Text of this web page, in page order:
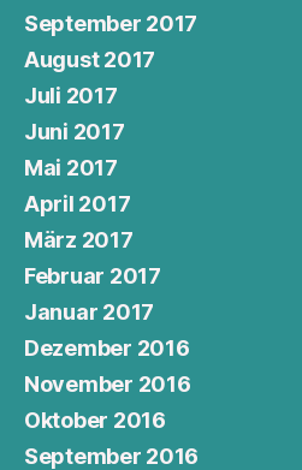
September 2017
August 2017
Juli 2017
Juni 2017
Mai 2017
April 2017
März 2017
Februar 2017
Januar 2017
Dezember 2016
November 2016
Oktober 2016
September 2016